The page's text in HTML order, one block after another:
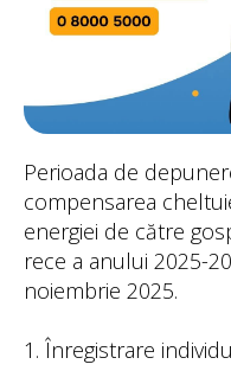
Perioada de
compensarea
energiei de către
rece a anului 2025-
noiembrie 2025.
1. Înregistrare